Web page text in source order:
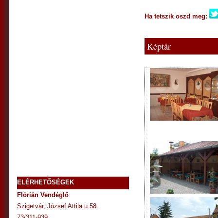
Ha tetszik oszd meg:
Képtár
ELÉRHETŐSÉGEK
Flórián Vendéglő
Szigetvár, József Attila u 58.